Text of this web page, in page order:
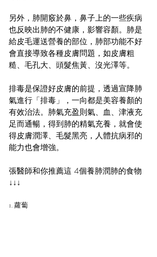
另外，肺開竅於鼻，鼻子上的一些疾病
也反映出肺的不健康，影響容顏。肺是
給皮毛運送營養的部位，肺部功能不好
會直接導致各種皮膚問題，如皮膚粗
糙、毛孔大、頭髮焦黃、沒光澤等。
排毒是保證好皮膚的前提，透過宣降肺
氣進行「排毒」，一向都是美容養顏的
有效治法。肺氣充盈則氣、血、津液充
足而通暢，得到肺的精氣充養，就會使
得皮膚潤澤、毛髮黑亮，人體抗病邪的
能力也會增強。
張醫師和你推薦這 4個養肺潤肺的食物
↓↓↓
1. 蘿蔔